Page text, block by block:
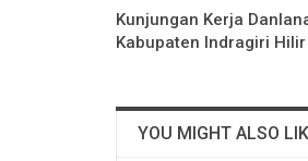
Kunjungan Kerja
Kabupaten Indragiri
YOU MIGHT ALSO